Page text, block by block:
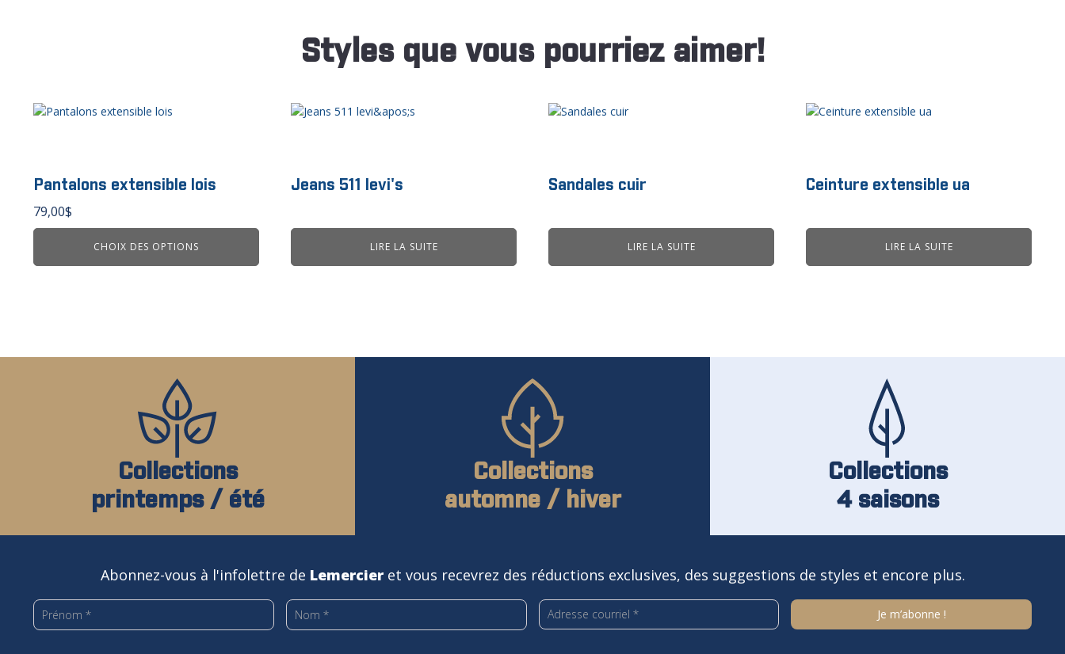
Styles que vous pourriez aimer!
Pantalons extensible lois
79,00$
CHOIX DES OPTIONS
Ce
variations.
options
peuvent
choisies
produit
Jeans 511 levi's
LIRE LA SUITE
Sandales cuir
LIRE LA SUITE
Ceinture extensible ua
LIRE LA SUITE
Collections
printemps / été
Collections
automne / hiver
Collections
4 saisons
Abonnez-vous à l'infolettre de Lemercieret vous recevrez des réductions exclusives, des suggestions de styles et encore plus.